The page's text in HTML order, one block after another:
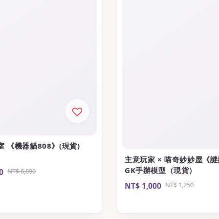
《機器貓808》(現貨)
Regular
NT$ 6,890
主意玩家 × 喵奇妙妙屋《
GK手辦模型（現貨）
Sale
NT$ 1,000 Regular
NT$ 1,250